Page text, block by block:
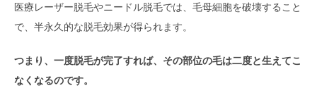
医療レーザー脱毛やニードル脱毛では、毛母細胞を破壊すること
で、半永久的な脱毛効果が得られます。
つまり、一度脱毛が完了すれば、その部位の毛は二度と生えてこ
なくなるのです。